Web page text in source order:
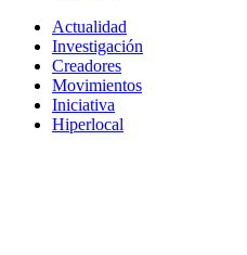
Actualidad
Investigación
Creadores
Movimientos
Iniciativa
Hiperlocal